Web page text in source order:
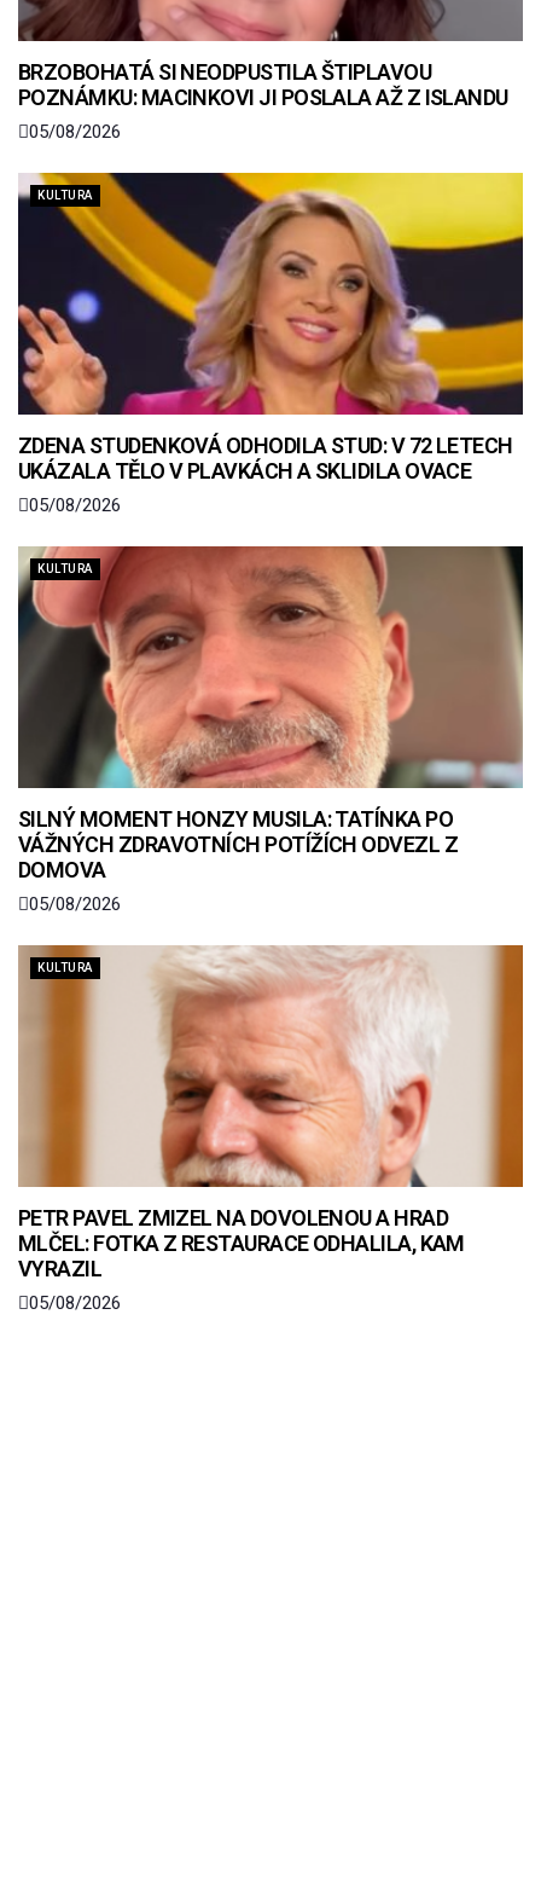
BRZOBOHATÁ SI NEODPUSTILA ŠTIPLAVOU
POZNÁMKU: MACINKOVI JI POSLALA AŽ Z ISLANDU
05/08/2026
KULTURA
ZDENA STUDENKOVÁ ODHODILA STUD: V 72 LETECH
UKÁZALA TĚLO V PLAVKÁCH A SKLIDILA OVACE
05/08/2026
KULTURA
SILNÝ MOMENT HONZY MUSILA: TATÍNKA PO
VÁŽNÝCH ZDRAVOTNÍCH POTÍŽÍCH ODVEZL Z
DOMOVA
05/08/2026
KULTURA
PETR PAVEL ZMIZEL NA DOVOLENOU A HRAD
MLČEL: FOTKA Z RESTAURACE ODHALILA, KAM
VYRAZIL
05/08/2026